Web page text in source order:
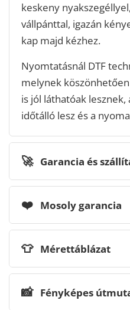
keskeny
vállpánttal, igazán
kap majd kézhez.
Nyomtatásnál DTF
melynek
is jól láthatóak
időtálló lesz és a
🚀 Garancia és
❤️ Mosoly garancia
👕 Mérettáblázat
📸 Fényképes